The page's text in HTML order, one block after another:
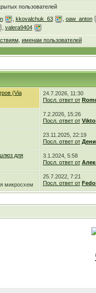
пользователей
kkovalchuk_63
oaw_anton
valera9404
именам пользователей
(Via
24.7.2026, 11:30
Посл. ответ от
7.2.2026, 15:26
Посл. ответ от
23.11.2025, 22:19
Посл. ответ от
для
3.1.2024, 5:58
Посл. ответ от
микросхем
25.7.2022, 7:21
Посл. ответ от